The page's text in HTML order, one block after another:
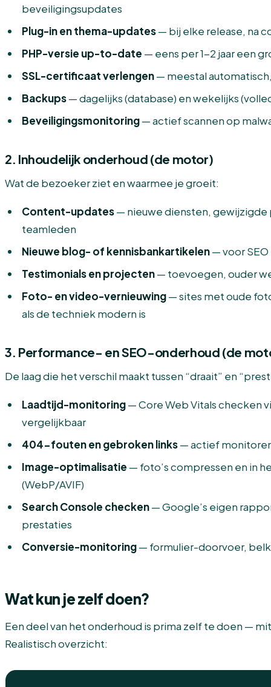
beveiligingsupdates
Plug-in en thema-updates— bij elke release, na
PHP-versie up-to-date — eens per 1-2 jaar een
SSL-certificaat verlengen— meestal
Backups— dagelijks (database) en wekelijks
Beveiligingsmonitoring— actief scannen op
2. Inhoudelijk onderhoud (de motor)
Wat de bezoeker ziet en waarmee je groeit:
Content-updates— nieuwe diensten,
teamleden
Nieuwe blog- of kennisbankartikelen— voor
Testimonials en projecten— toevoegen, ouder
Foto- en video-vernieuwing— sites met oude
als de techniek modern is
3. Performance- en SEO-onderhoud (de
De laag die het verschil maakt tussen “draait” en
Laadtijd-monitoring— Core Web Vitals checken
vergelijkbaar
404-fouten en gebroken links— actief
Image-optimalisatie — foto’s compressen en in
(WebP/AVIF)
Search Console checken— Google’s eigen
prestaties
Conversie-monitoring— formulier-doorvoer,
Wat kun je zelf doen?
Een deel van het onderhoud is prima zelf te doen —
Realistisch overzicht: